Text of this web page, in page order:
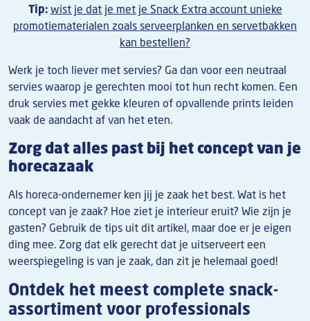
Tip: wist je dat je met je Snack Extra account unieke
promotiematerialen zoals serveerplanken en servetbakken
kan bestellen?
Werk je toch liever met servies? Ga dan voor een neutraal
servies waarop je gerechten mooi tot hun recht komen. Een
druk servies met gekke kleuren of opvallende prints leiden
vaak de aandacht af van het eten.
Zorg dat alles past bij het concept van je
horecazaak
Als horeca-ondernemer ken jij je zaak het best. Wat is het
concept van je zaak? Hoe ziet je interieur eruit? Wie zijn je
gasten? Gebruik de tips uit dit artikel, maar doe er je eigen
ding mee. Zorg dat elk gerecht dat je uitserveert een
weerspiegeling is van je zaak, dan zit je helemaal goed!
Ontdek het meest complete snack-
assortiment voor professionals